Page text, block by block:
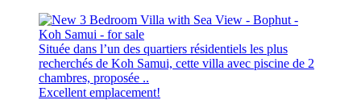
Située dans l’un des quartiers résidentiels les plus
recherchés de Koh Samui, cette villa avec piscine de 2
chambres, proposée ..
Excellent emplacement!